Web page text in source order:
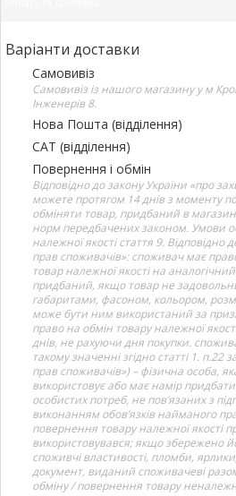
Варіанти доставки
Самовивіз
Самовивіз із нашого магазину у м
Інженерів 8.
Нова Пошта (відділення)
САТ (відділення)
Повернення і обмін
Відповідно до закону України «про
можете протягом 14 днів з моменту
обміняти товар, придбаний в
норм передбачених законом. Умови
належної якості стаття 9. Відповідно
прав споживачів»: споживач має
товар належної якості на
придбаний, якщо товар не
габаритами, фасоном, кольором,
може бути ним використаний за
право на обмін товару належної
днів, не рахуючи дня покупки.
такому значенні згідно статті 1. п.22
прав споживачів») – фізична особа,
використовує або має намір
особистих потреб, не пов’язаних з
виконанням обов’язків найманого
повернення товару належної якості
використовувався; якщо збережено
споживчі властивості, пломби,
документ, виданий споживачеві
обміну / повернення товару